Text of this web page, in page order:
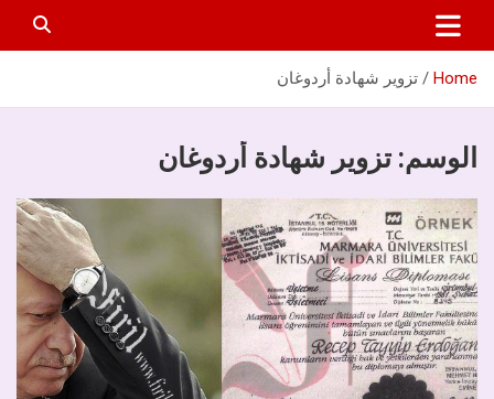
Home تزوير شهادة أردوغان
الوسم:تزوير شهادة أردوغان